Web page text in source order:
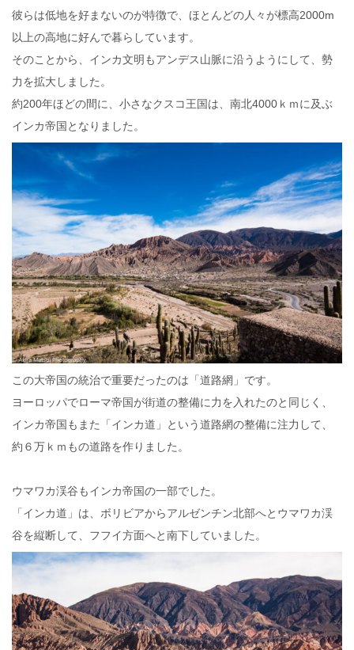
彼らは低地を好まないのが特徴で、ほとんどの人々が標高2000m
以上の高地に好んで暮らしています。
そのことから、インカ文明もアンデス山脈に沿うようにして、勢
力を拡大しました。
約200年ほどの間に、小さなクスコ王国は、南北4000ｋｍに及ぶ
インカ帝国となりました。
この大帝国の統治で重要だったのは「道路網」です。
ヨーロッパでローマ帝国が街道の整備に力を入れたのと同じく、
インカ帝国もまた「インカ道」という道路網の整備に注力して、
約６万ｋｍもの道路を作りました。
ウマワカ渓谷もインカ帝国の一部でした。
「インカ道」は、ボリビアからアルゼンチン北部へとウマワカ渓
谷を縦断して、フフイ方面へと南下していました。